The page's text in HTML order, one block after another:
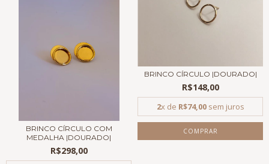
BRINCO CÍRCULO COM
MEDALHA |DOURADO|
R$298,00
BRINCO CÍRCULO |DOURADO|
R$148,00
2x de R$74,00sem juros